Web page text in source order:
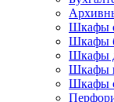
Шкафы
Шкафы
Шкафы
Шкафы и
Шкафы